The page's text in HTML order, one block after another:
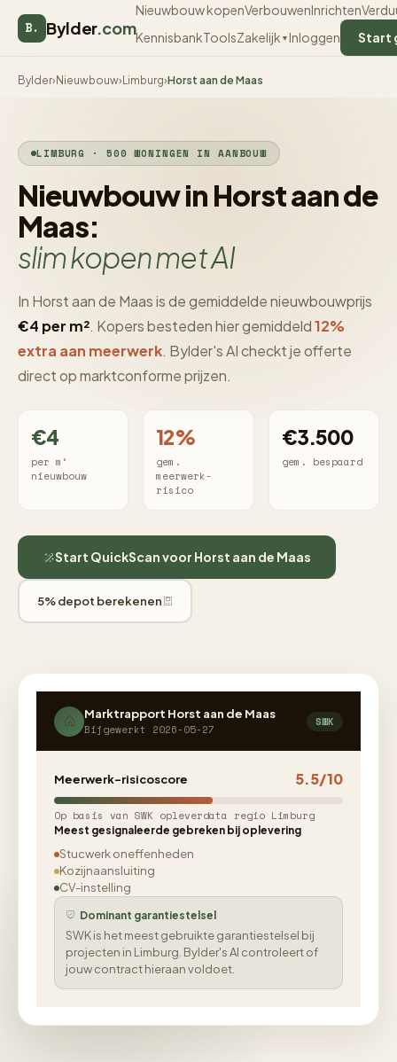
B. Bylder.com
Nieuwbouw kopenVerbouwenInrichten
KennisbankToolsZakelijk ▼ Inloggen Start
Bylder› Nieuwbouw› Limburg›Horst aan de Maas
LIMBURG · 500 WONINGEN IN AANBOUW
Nieuwbouw in Horst aan de
Maas:
slim kopen met AI
In Horst aan de Maas is de gemiddelde nieuwbouwprijs
€4 per m². Kopers besteden hier gemiddeld12%
extra aan meerwerk. Bylder's AI checkt je offerte
direct op marktconforme prijzen.
€4
per m²
nieuwbouw
12%
gem.
meerwerk-
risico
€3.500
gem. bespaard
Start QuickScan voor Horst aan de Maas
5% depot berekenen
Marktrapport Horst aan de Maas
Bijgewerkt 2026-05-27
SWK
Meerwerk-risicoscore 5.5/10
Op basis van SWK opleverdata regio Limburg
Meest gesignaleerde gebreken bij oplevering
Stucwerk oneffenheden
Kozijnaansluiting
CV-instelling
Dominant garantiestelsel
SWK is het meest gebruikte garantiestelsel bij
projecten in Limburg. Bylder's AI controleert of
jouw contract hieraan voldoet.